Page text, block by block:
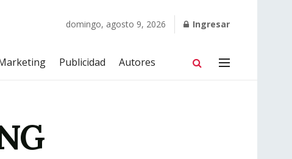
domingo, agosto 9, 2026 Ingresar
Publicidad Autores